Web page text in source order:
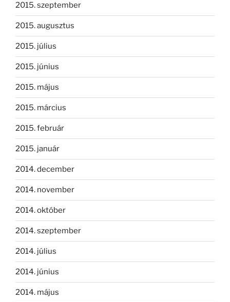
2015. szeptember
2015. augusztus
2015. július
2015. június
2015. május
2015. március
2015. február
2015. január
2014. december
2014. november
2014. október
2014. szeptember
2014. július
2014. június
2014. május